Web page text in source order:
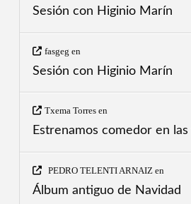
Sesión con Higinio Marín
fasgeg en
Sesión con Higinio Marín
Txema Torresen
Estrenamos comedor en
PEDRO TELENTI ARNAIZ en
Álbum antiguo de Navidad